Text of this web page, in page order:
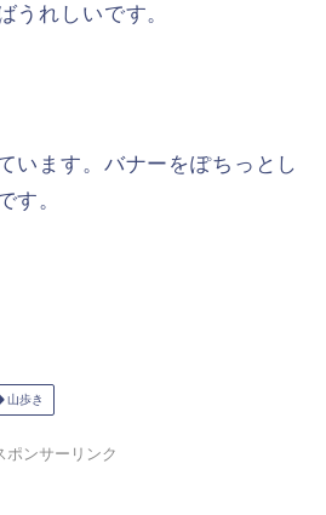
うれしいです。
います。バナーをぽちっとし
す。
山歩き
ポンサーリンク